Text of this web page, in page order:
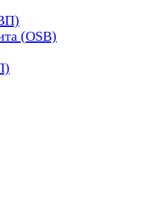
(OSB)